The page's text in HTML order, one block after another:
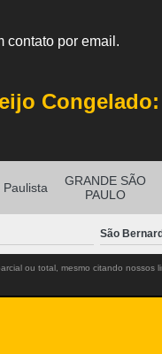
contato por email.
Congelado:
Paulista
GRANDE SÃO
PAULO
São
ou total, mesmo citando